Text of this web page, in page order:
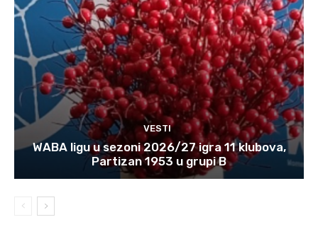
VESTI
WABA ligu u sezoni 2026/27 igra 11 klubova,
Partizan 1953 u grupi B